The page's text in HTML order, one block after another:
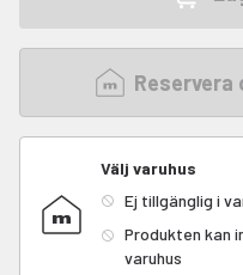
Reservera
Välj varuhus
Ej tillgänglig i
Produkten kan
varuhus